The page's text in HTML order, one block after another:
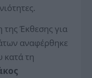
Έκθεσης για
αναφέρθηκε
κατά τη